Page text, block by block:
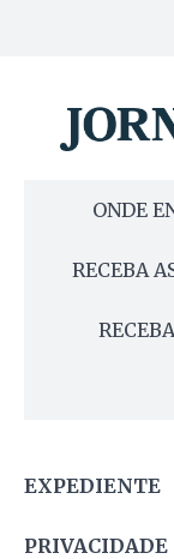
ONDE
RECEBA
EXPEDIENTE
PRIVACIDADE